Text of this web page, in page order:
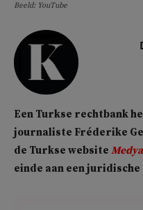
Beeld: YouTube
Een Turkse rechtbank
journaliste Fréderike
de Turkse website
einde aan een